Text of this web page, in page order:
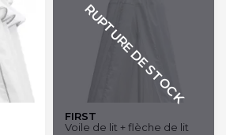
RUPTURE DE STOCK
FIRST
Voile de lit + flèche de lit